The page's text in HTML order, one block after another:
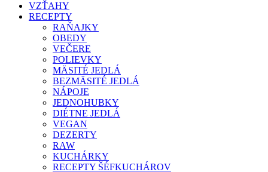
VZŤAHY
RECEPTY
RAŇAJKY
OBEDY
VEČERE
POLIEVKY
MÄSITÉ JEDLÁ
BEZMÄSITÉ JEDLÁ
NÁPOJE
JEDNOHUBKY
DIÉTNE JEDLÁ
VEGAN
DEZERTY
RAW
KUCHÁRKY
RECEPTY ŠÉFKUCHÁROV